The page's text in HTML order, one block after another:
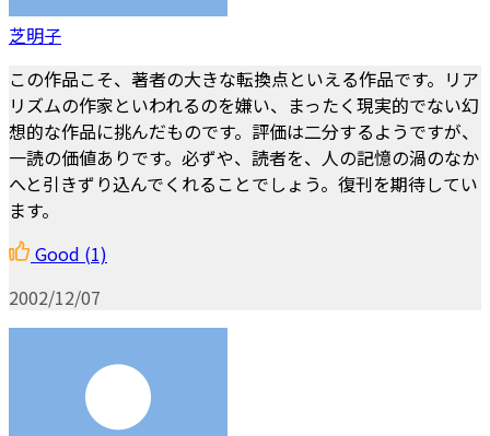
芝明子
この作品こそ、著者の大きな転換点といえる作品です。リア
リズムの作家といわれるのを嫌い、まったく現実的でない幻
想的な作品に挑んだものです。評価は二分するようですが、
一読の価値ありです。必ずや、読者を、人の記憶の渦のなか
へと引きずり込んでくれることでしょう。復刊を期待してい
ます。
Good (1)
2002/12/07